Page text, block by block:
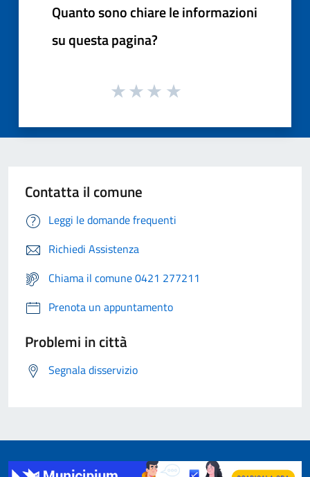
Quanto sono chiare le informazioni
su questa pagina?
Contatta il comune
Leggi le domande frequenti
Richiedi Assistenza
Chiama il comune 0421 277211
Prenota un appuntamento
Problemi in città
Segnala disservizio